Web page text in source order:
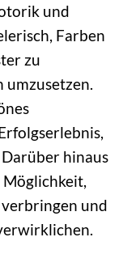
und
Farben
zu
umzusetzen.
hinaus
Möglichkeit,
und